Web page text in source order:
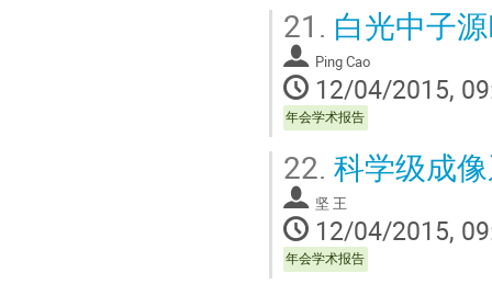
21. 白光中子
Ping Cao
12/04/2015,
年会学术报告
22. 科学级成
坚 王
12/04/2015,
年会学术报告